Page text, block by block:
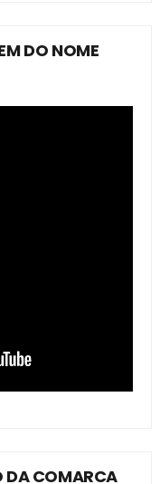
DO NOME
DA COMARCA